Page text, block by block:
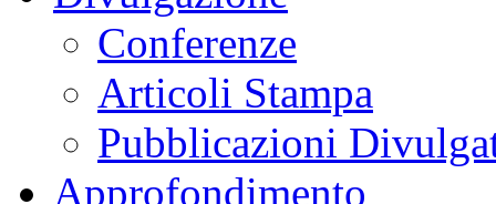
Conferenze
Articoli Stampa
Pubblicazioni
Approfondimento